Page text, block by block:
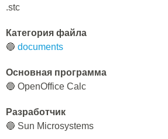
.stc
Категория файла
🔵 documents
Основная программа
🔵 OpenOffice Calc
Разработчик
🔵 Sun Microsystems